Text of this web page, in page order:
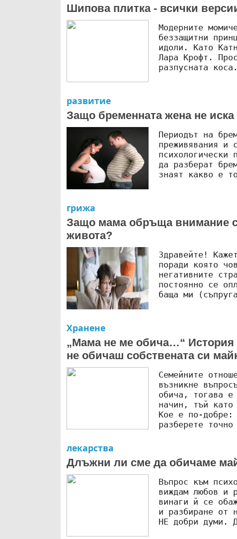
Шипова плитка - всички
Модерните
беззащитни
идоли. Като
Лара Крофт.
разпусната
развитие
Защо бременната жена не иска
Периодът на
преживявания и
да разберат
знаят какво е
грижа
Защо мама обръща внимание
живота?
Здравейте!
поради която
негативните
постоянно се
баща ми
Хранене
„Мама не ме обича…“ История
не обичаш собствената си
Семейните
възникне
обича, тогава е
начин, тъй като
Кое е по-добре:
разберете
лекарства
Длъжни ли сме да обичаме
Въпрос към
виждам любов и
винаги й се
и разбиране от
НЕ добри думи.